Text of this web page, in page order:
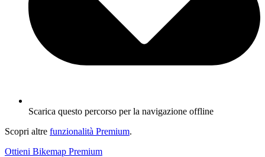
Scarica questo percorso per la navigazione offline
Scopri altre funzionalità Premium.
Ottieni Bikemap Premium